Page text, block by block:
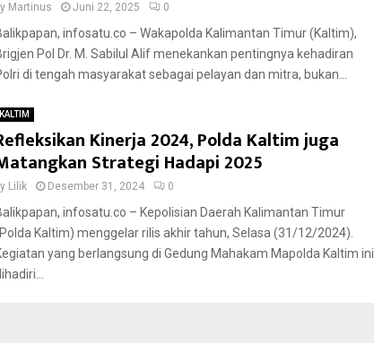
Martinus Juni 22, 2025 0
infosatu.co – Wakapolda Kalimantan Timur (Kaltim),
Pol Dr. M. Sabilul Alif menekankan pentingnya kehadiran
di tengah masyarakat sebagai pelayan dan mitra, bukan...
KALTIM
Kinerja 2024, Polda Kaltim juga
Strategi Hadapi 2025
Lilik Desember 31, 2024 0
infosatu.co – Kepolisian Daerah Kalimantan Timur
Kaltim) menggelar rilis akhir tahun, Selasa (31/12/2024).
yang berlangsung di Gedung Mahakam Mapolda Kaltim ini